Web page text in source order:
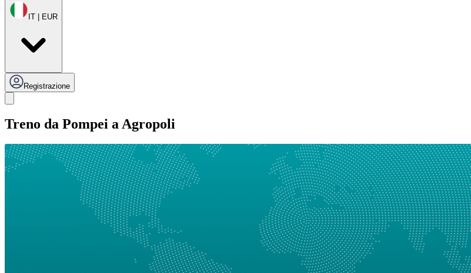
IT | EUR
Registrazione
Treno da Pompei a Agropoli